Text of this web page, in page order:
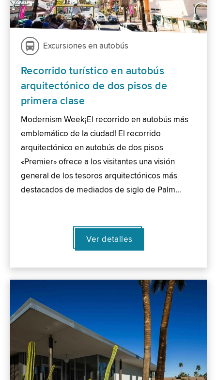
Excursiones en autobús
Recorrido turístico en autobús
arquitectónico de dos pisos de
primera clase
Modernism Week¡El recorrido en autobús más
emblemático de la ciudad! El recorrido
arquitectónico en autobús de dos pisos
«Premier» ofrece a los visitantes una visión
general de los tesoros arquitectónicos más
destacados de mediados de siglo de Palm…
Ver detalles